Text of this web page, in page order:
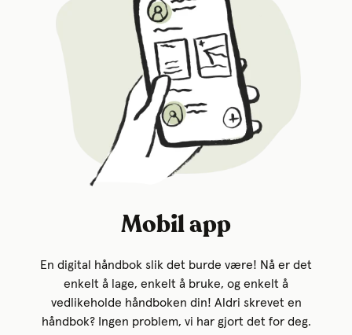
Mobil app
En digital håndbok slik det burde være! Nå er det
enkelt å lage, enkelt å bruke, og enkelt å
vedlikeholde håndboken din! Aldri skrevet en
håndbok? Ingen problem, vi har gjort det for deg.